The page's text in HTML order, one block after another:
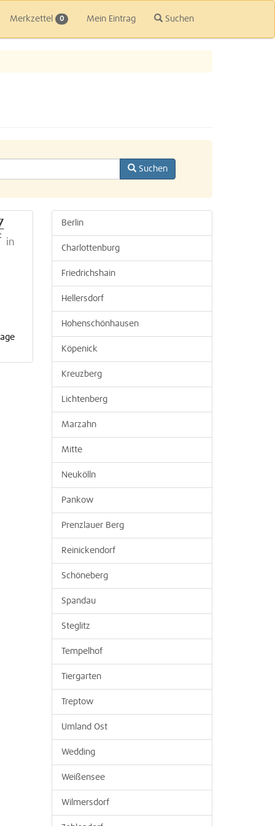
Merkzettel 0 Mein Eintrag Suchen
Suchen
in
Berlin
Charlottenburg
Friedrichshain
Hellersdorf
Hohenschönhausen
Köpenick
Kreuzberg
Lichtenberg
Marzahn
Mitte
Neukölln
Pankow
Prenzlauer Berg
Reinickendorf
Schöneberg
Spandau
Steglitz
Tempelhof
Tiergarten
Treptow
Umland Ost
Wedding
Weißensee
Wilmersdorf